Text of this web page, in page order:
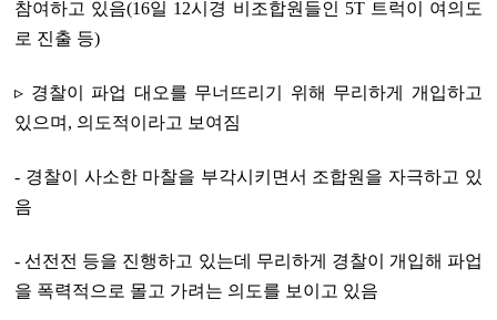
참여하고 있음(16일 12시경 비조합원들인 5T 트럭이 여의도
로 진출 등)
▹ 경찰이 파업 대오를 무너뜨리기 위해 무리하게 개입하고
있으며, 의도적이라고 보여짐
- 경찰이 사소한 마찰을 부각시키면서 조합원을 자극하고 있
음
- 선전전 등을 진행하고 있는데 무리하게 경찰이 개입해 파업
을 폭력적으로 몰고 가려는 의도를 보이고 있음